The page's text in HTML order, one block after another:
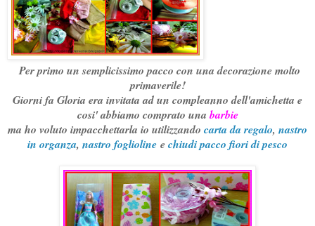
Per primo un semplicissimo pacco con una decorazione molto
primaverile!
Giorni fa Gloria era invitata ad un compleanno dell'amichetta e
cosi' abbiamo comprato una barbie
ma ho voluto impacchettarla io utilizzando carta da regalo, nastro
in organza, nastro foglioline echiudi pacco fiori di pesco